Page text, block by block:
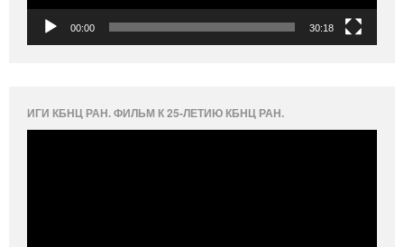
00:00 30:18
ИГИ КБНЦ РАН. ФИЛЬМ К 25-ЛЕТИЮ КБНЦ РАН.